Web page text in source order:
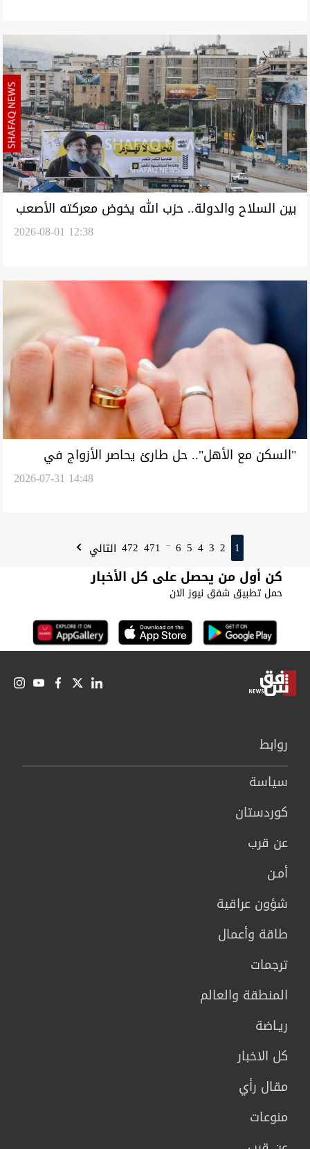
بين السلاح والدولة.. حزب الله يخوض معركته الأصعب
2026-08-01 12:38
"السكن مع الأهل".. حل طارئ يحاصر الأزواج في
2026-07-31 14:48
1
2
3
4
5
6
...
471
472 التالي
كن أول من يحصل على كل الأخبار
حمل تطبيق شفق نيوز الان
روابط
سیاسة
كوردستان
عن قرب
أمـن
شؤون عراقية
طاقة وأعمال
ترجمات
المنطقة والعالم
ريـاضة
كل الاخبار
مقال رأي
منوعات